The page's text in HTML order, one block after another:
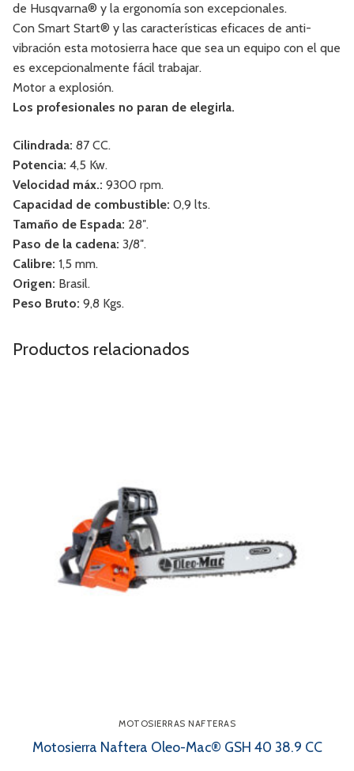
de Husqvarna® y la ergonomía son excepcionales.
Con Smart Start® y las características eficaces de anti-
vibración esta motosierra hace que sea un equipo con el que
es excepcionalmente fácil trabajar.
Motor a explosión.
Los profesionales no paran de elegirla.
Cilindrada: 87 CC.
Potencia: 4,5 Kw.
Velocidad máx.: 9300 rpm.
Capacidad de combustible: 0,9 lts.
Tamaño de Espada: 28″.
Paso de la cadena: 3/8″.
Calibre: 1,5 mm.
Origen: Brasil.
Peso Bruto: 9,8 Kgs.
Productos relacionados
MOTOSIERRAS NAFTERAS
Motosierra Naftera Oleo-Mac® GSH 40 38.9 CC